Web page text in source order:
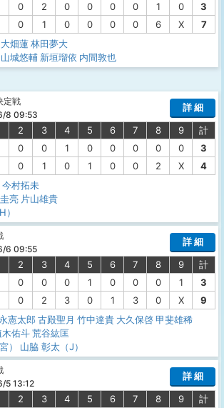
0 2 0 0 0 0 1 0
3
0 1 0 0 0 0 6 X
7
大畑蓮林田夢大
山城悠輔 新垣瑠依 内間敦也
定戦
8 09:53
詳 細
2 3 4 5 6 7 8 9
計
0 0 1 0 0 0 0 0
3
0 1 0 1 0 0 2 X
4
今村拓未
亮 片山雄貴
6 09:55
詳 細
2 3 4 5 6 7 8 9
計
0 0 0 1 0 0 0 1
3
0 2 3 0 1 3 0 X
9
憲太郎 古殿聖月 竹中達貴 大久保啓甲斐雄稀
木佑斗荒谷紘匡
） 山脇 彰太（J）
5 13:12
詳 細
2 3 4 5 6 7 8 9
計